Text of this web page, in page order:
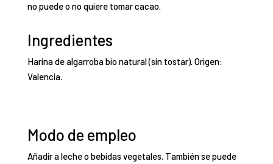
no puede o no quiere tomar cacao.
Ingredientes
Harina de algarroba bio natural (sin tostar). Origen:
Valencia.
Modo de empleo
Añadir a leche o bebidas vegetales. También se puede